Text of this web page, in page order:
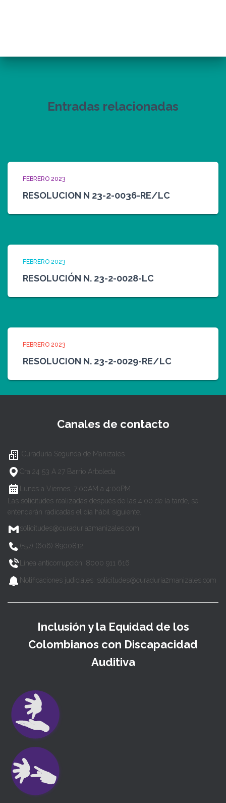
Entradas relacionadas
FEBRERO 2023
RESOLUCION N 23-2-0036-RE/LC
FEBRERO 2023
RESOLUCIÓN N. 23-2-0028-LC
FEBRERO 2023
RESOLUCION N. 23-2-0029-RE/LC
Canales de contacto
Curaduría Segunda de Manizales
Cra 24 53 A 27 Barrio Arboleda
Lunes a Viernes, 7:00AM a 4:00PM
Las solicitudes realizadas después de las 4:00 de la tarde, se
entenderán radicadas el día hábil siguiente.
solicitudes@curaduria2manizales.com
(+57) (606) 8900812
Línea anticorrupción: 8000 911 616
Notificaciones judiciales: solicitudes@curaduria2manizales.com
Inclusión y la Equidad de los
Colombianos con Discapacidad
Auditiva